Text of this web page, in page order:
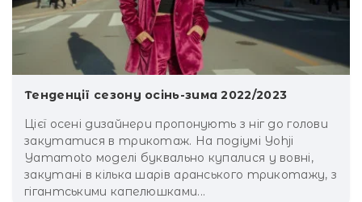
Тенденції сезону осінь-зима 2022/2023
Цієї осені дизайнери пропонують з ніг до голови
закутатися в трикотаж. На подіумі Yohji
Yamamoto моделі буквально купалися у вовні,
закутані в кілька шарів аранського трикотажу, з
гігантськими капелюшками...